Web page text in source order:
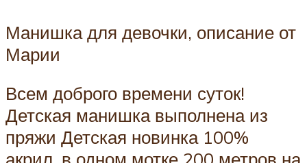
Манишка для девочки, описание от
Марии
Всем доброго времени суток!
Детская манишка выполнена из
пряжи Детская новинка 100%